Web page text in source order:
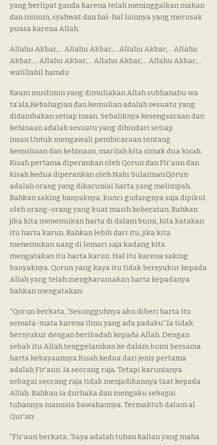
yang berlipat ganda karena telah meninggalkan makan
dan minum, syahwat dan hal-hal lainnya yang merusak
puasa karena Allah.
Allahu Akbar,… Allahu Akbar,… Allahu Akbar,… Allahu
Akbar,… Allahu Akbar,… Allahu Akbar,… Allahu Akbar,…
walillahil hamdu
Kaum muslimin yang dimuliakan Allah subhanahu wa
ta’ala,Kebahagian dan kemulian adalah sesuatu yang
didambakan setiap insan. Sebaliknya kesengsaraan dan
kehinaan adalah sesuatu yang dihindari setiap
insan.Untuk mengawali pembicaraan tentang
kemuliaan dan kehinaan, marilah kita simak dua kisah.
Kisah pertama diperankan oleh Qorun dan Fir’aun dan
kisah kedua diperankan oleh Nabi Sulaiman.Qorun
adalah orang yang dikaruniai harta yang melimpah.
Bahkan saking banyaknya, kunci gudangnya saja dipikul
oleh orang-orang yang kuat masih keberatan. Bahkan
jika kita menemukan harta di dalam bumi, kita katakan
itu harta karun. Bahkan lebih dari itu, jika kita
menemukan uang di lemari saja kadang kita
mengatakan itu harta karun. Hal itu karena saking
banyaknya. Qorun yang kaya itu tidak bersyukur kepada
Allah yang telah mengkaruniakan harta kepadanya
bahkan mengatakan:
“Qorun berkata, ‘Sesungguhnya aku diberi harta itu
semata-mata karena ilmu yang ada padaku”.Ia tidak
bersyukur dengan beribadah kepada Allah. Dengan
sebab itu Allah tenggelamkan ke dalam bumi bersama
harta kekayaannya.Kisah kedua dari jenis pertama
adalah Fir’aun. Ia seorang raja. Tetapi karunianya
sebagai seorang raja tidak menjadikannya taat kepada
Allah. Bahkan ia durhaka dan mengaku sebagai
tuhannya manusia bawahannya. Termaktub dalam al
Qur’an:
“Fir’aun berkata, ‘Saya adalah tuhan kalian yang maha